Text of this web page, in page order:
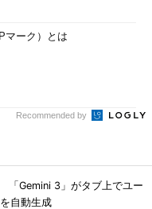
マーク）とは
Recommended by
Gemini 3」がタブ上でユー
自動生成